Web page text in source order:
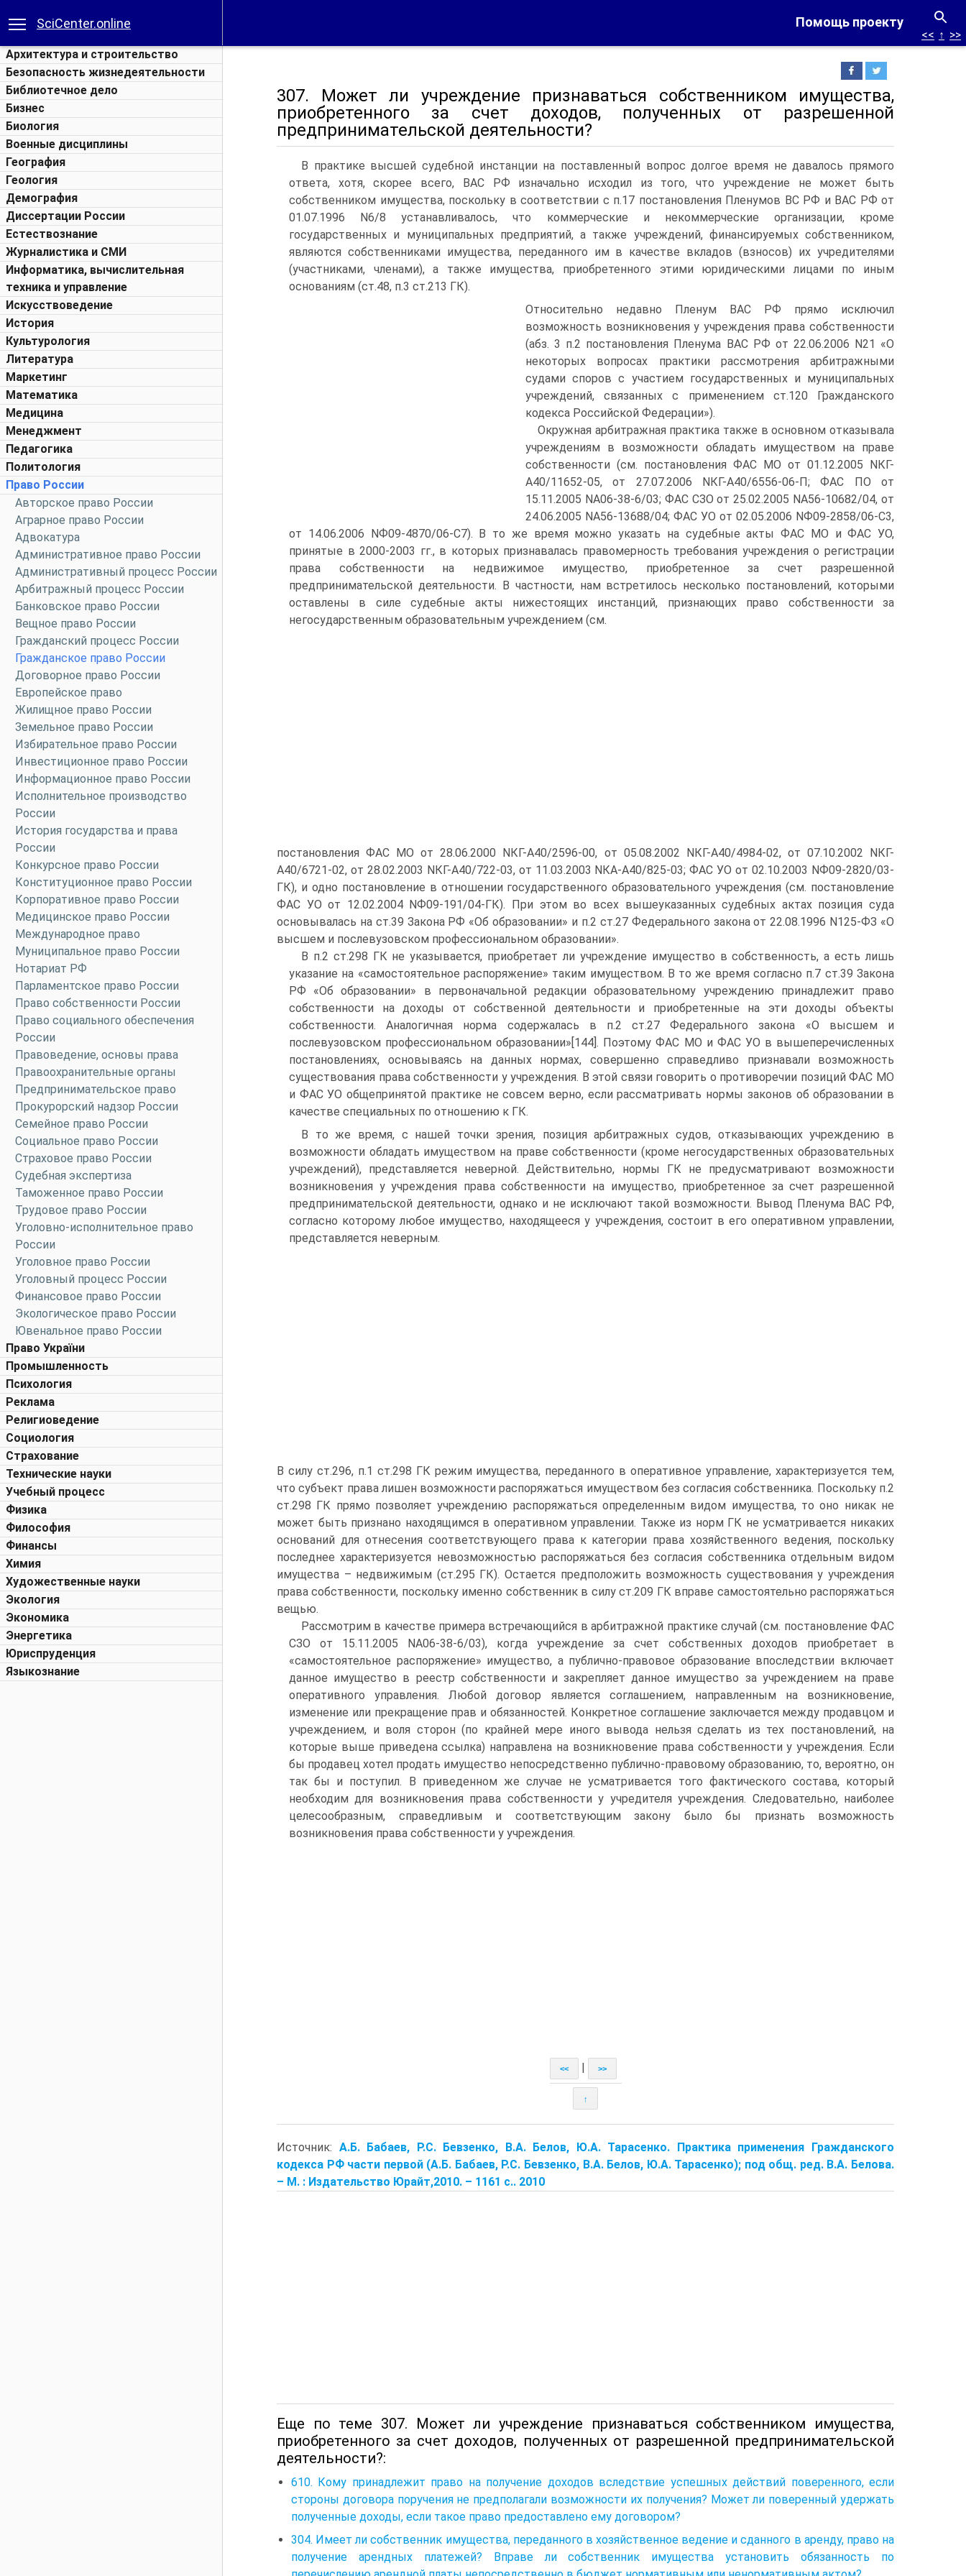
Помощь проекту
SciCenter.online
Архитектура и строительство
Безопасность жизнедеятельности
Библиотечное дело
Бизнес
Биология
Военные дисциплины
География
Геология
Демография
Диссертации России
Естествознание
Журналистика и СМИ
Информатика, вычислительная
техника и управление
Искусствоведение
История
Культурология
Литература
Маркетинг
Математика
Медицина
Менеджмент
Педагогика
Политология
Право России
Авторское право России
Аграрное право России
Адвокатура
Административное право России
Административный процесс России
Арбитражный процесс России
Банковское право России
Вещное право России
Гражданский процесс России
Гражданское право России
Договорное право России
Европейское право
Жилищное право России
Земельное право России
Избирательное право России
Инвестиционное право России
Информационное право России
Исполнительное производство
России
История государства и права
России
Конкурсное право России
Конституционное право России
Корпоративное право России
Медицинское право России
Международное право
Муниципальное право России
Нотариат РФ
Парламентское право России
Право собственности России
Право социального обеспечения
России
Правоведение, основы права
Правоохранительные органы
Предпринимательское право
Прокурорский надзор России
Семейное право России
Социальное право России
Страховое право России
Судебная экспертиза
Таможенное право России
Трудовое право России
Уголовно-исполнительное право
России
Уголовное право России
Уголовный процесс России
Финансовое право России
Экологическое право России
Ювенальное право России
Право України
Промышленность
Психология
Реклама
Религиоведение
Социология
Страхование
Технические науки
Учебный процесс
Физика
Философия
Финансы
Химия
Художественные науки
Экология
Экономика
Энергетика
Юриспруденция
Языкознание
<< ↑ >>
307. Может ли учреждение признаваться собственником имущества,
приобретенного за счет доходов, полученных от разрешенной
предпринимательской деятельности?
В практике высшей судебной инстанции на поставленный вопрос долгое время не давалось прямого
ответа, хотя, скорее всего, ВАС РФ изначально исходил из того, что учреждение не может быть
собственником имущества, поскольку в соответствии с п.17 постановления Пленумов ВС РФ и ВАС РФ от
01.07.1996 N6/8 устанавливалось, что коммерческие и некоммерческие организации, кроме
государственных и муниципальных предприятий, а также учреждений, финансируемых собственником,
являются собственниками имущества, переданного им в качестве вкладов (взносов) их учредителями
(участниками, членами), а также имущества, приобретенного этими юридическими лицами по иным
основаниям (ст.48, п.3 ст.213 ГК).
Относительно недавно Пленум ВАС РФ прямо исключил
возможность возникновения у учреждения права собственности
(абз. 3 п.2 постановления Пленума ВАС РФ от 22.06.2006 N21 «О
некоторых вопросах практики рассмотрения арбитражными
судами споров с участием государственных и муниципальных
учреждений, связанных с применением ст.120 Гражданского
кодекса Российской Федерации»).
Окружная арбитражная практика также в основном отказывала
учреждениям в возможности обладать имуществом на праве
собственности (см. постановления ФАС МО от 01.12.2005 NКГ-
А40/11652-05, от 27.07.2006 NКГ-А40/6556-06-П; ФАС ПО от
15.11.2005 NА06-38-6/03; ФАС СЗО от 25.02.2005 NА56-10682/04, от
24.06.2005 NА56-13688/04; ФАС УО от 02.05.2006 NФ09-2858/06-С3,
от 14.06.2006 NФ09-4870/06-С7). В то же время можно указать на судебные акты ФАС МО и ФАС УО,
принятые в 2000-2003 гг., в которых признавалась правомерность требования учреждения о регистрации
права собственности на недвижимое имущество, приобретенное за счет разрешенной
предпринимательской деятельности. В частности, нам встретилось несколько постановлений, которыми
оставлены в силе судебные акты нижестоящих инстанций, признающих право собственности за
негосударственным образовательным учреждением (см.
постановления ФАС МО от 28.06.2000 NКГ-А40/2596-00, от 05.08.2002 NКГ-А40/4984-02, от 07.10.2002 NКГ-
А40/6721-02, от 28.02.2003 NКГ-А40/722-03, от 11.03.2003 NКА-А40/825-03; ФАС УО от 02.10.2003 NФ09-2820/03-
ГК), и одно постановление в отношении государственного образовательного учреждения (см. постановление
ФАС УО от 12.02.2004 NФ09-191/04-ГК). При этом во всех вышеуказанных судебных актах позиция суда
основывалась на ст.39 Закона РФ «Об образовании» и п.2 ст.27 Федерального закона от 22.08.1996 N125-ФЗ «О
высшем и послевузовском профессиональном образовании».
В п.2 ст.298 ГК не указывается, приобретает ли учреждение имущество в собственность, а есть лишь
указание на «самостоятельное распоряжение» таким имуществом. В то же время согласно п.7 ст.39 Закона
РФ «Об образовании» в первоначальной редакции образовательному учреждению принадлежит право
собственности на доходы от собственной деятельности и приобретенные на эти доходы объекты
собственности. Аналогичная норма содержалась в п.2 ст.27 Федерального закона «О высшем и
послевузовском профессиональном образовании»[144]. Поэтому ФАС МО и ФАС УО в вышеперечисленных
постановлениях, основываясь на данных нормах, совершенно справедливо признавали возможность
существования права собственности у учреждения. В этой связи говорить о противоречии позиций ФАС МО
и ФАС УО общепринятой практике не совсем верно, если рассматривать нормы законов об образовании в
качестве специальных по отношению к ГК.
В то же время, с нашей точки зрения, позиция арбитражных судов, отказывающих учреждению в
возможности обладать имуществом на праве собственности (кроме негосударственных образовательных
учреждений), представляется неверной. Действительно, нормы ГК не предусматривают возможности
возникновения у учреждения права собственности на имущество, приобретенное за счет разрешенной
предпринимательской деятельности, однако и не исключают такой возможности. Вывод Пленума ВАС РФ,
согласно которому любое имущество, находящееся у учреждения, состоит в его оперативном управлении,
представляется неверным.
В силу ст.296, п.1 ст.298 ГК режим имущества, переданного в оперативное управление, характеризуется тем,
что субъект права лишен возможности распоряжаться имуществом без согласия собственника. Поскольку п.2
ст.298 ГК прямо позволяет учреждению распоряжаться определенным видом имущества, то оно никак не
может быть признано находящимся в оперативном управлении. Также из норм ГК не усматривается никаких
оснований для отнесения соответствующего права к категории права хозяйственного ведения, поскольку
последнее характеризуется невозможностью распоряжаться без согласия собственника отдельным видом
имущества – недвижимым (ст.295 ГК). Остается предположить возможность существования у учреждения
права собственности, поскольку именно собственник в силу ст.209 ГК вправе самостоятельно распоряжаться
вещью.
Рассмотрим в качестве примера встречающийся в арбитражной практике случай (см. постановление ФАС
СЗО от 15.11.2005 NА06-38-6/03), когда учреждение за счет собственных доходов приобретает в
«самостоятельное распоряжение» имущество, а публично-правовое образование впоследствии включает
данное имущество в реестр собственности и закрепляет данное имущество за учреждением на праве
оперативного управления. Любой договор является соглашением, направленным на возникновение,
изменение или прекращение прав и обязанностей. Конкретное соглашение заключается между продавцом и
учреждением, и воля сторон (по крайней мере иного вывода нельзя сделать из тех постановлений, на
которые выше приведена ссылка) направлена на возникновение права собственности у учреждения. Если
бы продавец хотел продать имущество непосредственно публично-правовому образованию, то, вероятно, он
так бы и поступил. В приведенном же случае не усматривается того фактического состава, который
необходим для возникновения права собственности у учредителя учреждения. Следовательно, наиболее
целесообразным, справедливым и соответствующим закону было бы признать возможность
возникновения права собственности у учреждения.
<< >>
↑
Источник: А.Б. Бабаев, Р.С. Бевзенко, В.А. Белов, Ю.А. Тарасенко. Практика применения Гражданского
кодекса РФ части первой (А.Б. Бабаев, Р.С. Бевзенко, В.А. Белов, Ю.А. Тарасенко); под общ. ред. В.А. Белова.
– М. : Издательство Юрайт,2010. – 1161 с.. 2010
Еще по теме 307. Может ли учреждение признаваться собственником имущества,
приобретенного за счет доходов, полученных от разрешенной предпринимательской
деятельности?:
610. Кому принадлежит право на получение доходов вследствие успешных действий поверенного, если
стороны договора поручения не предполагали возможности их получения? Может ли поверенный удержать
полученные доходы, если такое право предоставлено ему договором?
304. Имеет ли собственник имущества, переданного в хозяйственное ведение и сданного в аренду, право на
получение арендных платежей? Вправе ли собственник имущества установить обязанность по